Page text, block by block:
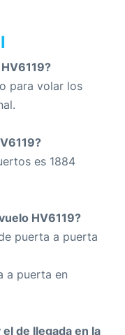
para volar los
es 1884
HV6119?
puerta a puerta
a puerta en
de llegada en la